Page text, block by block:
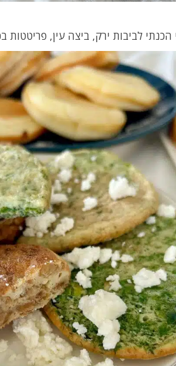
הכנתי לביבות ירק, ביצה עין, פריטטות